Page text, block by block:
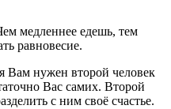
медленнее едешь, тем
равновесие.
Вам нужен второй человек
Вас самих. Второй
с ним своё счастье.